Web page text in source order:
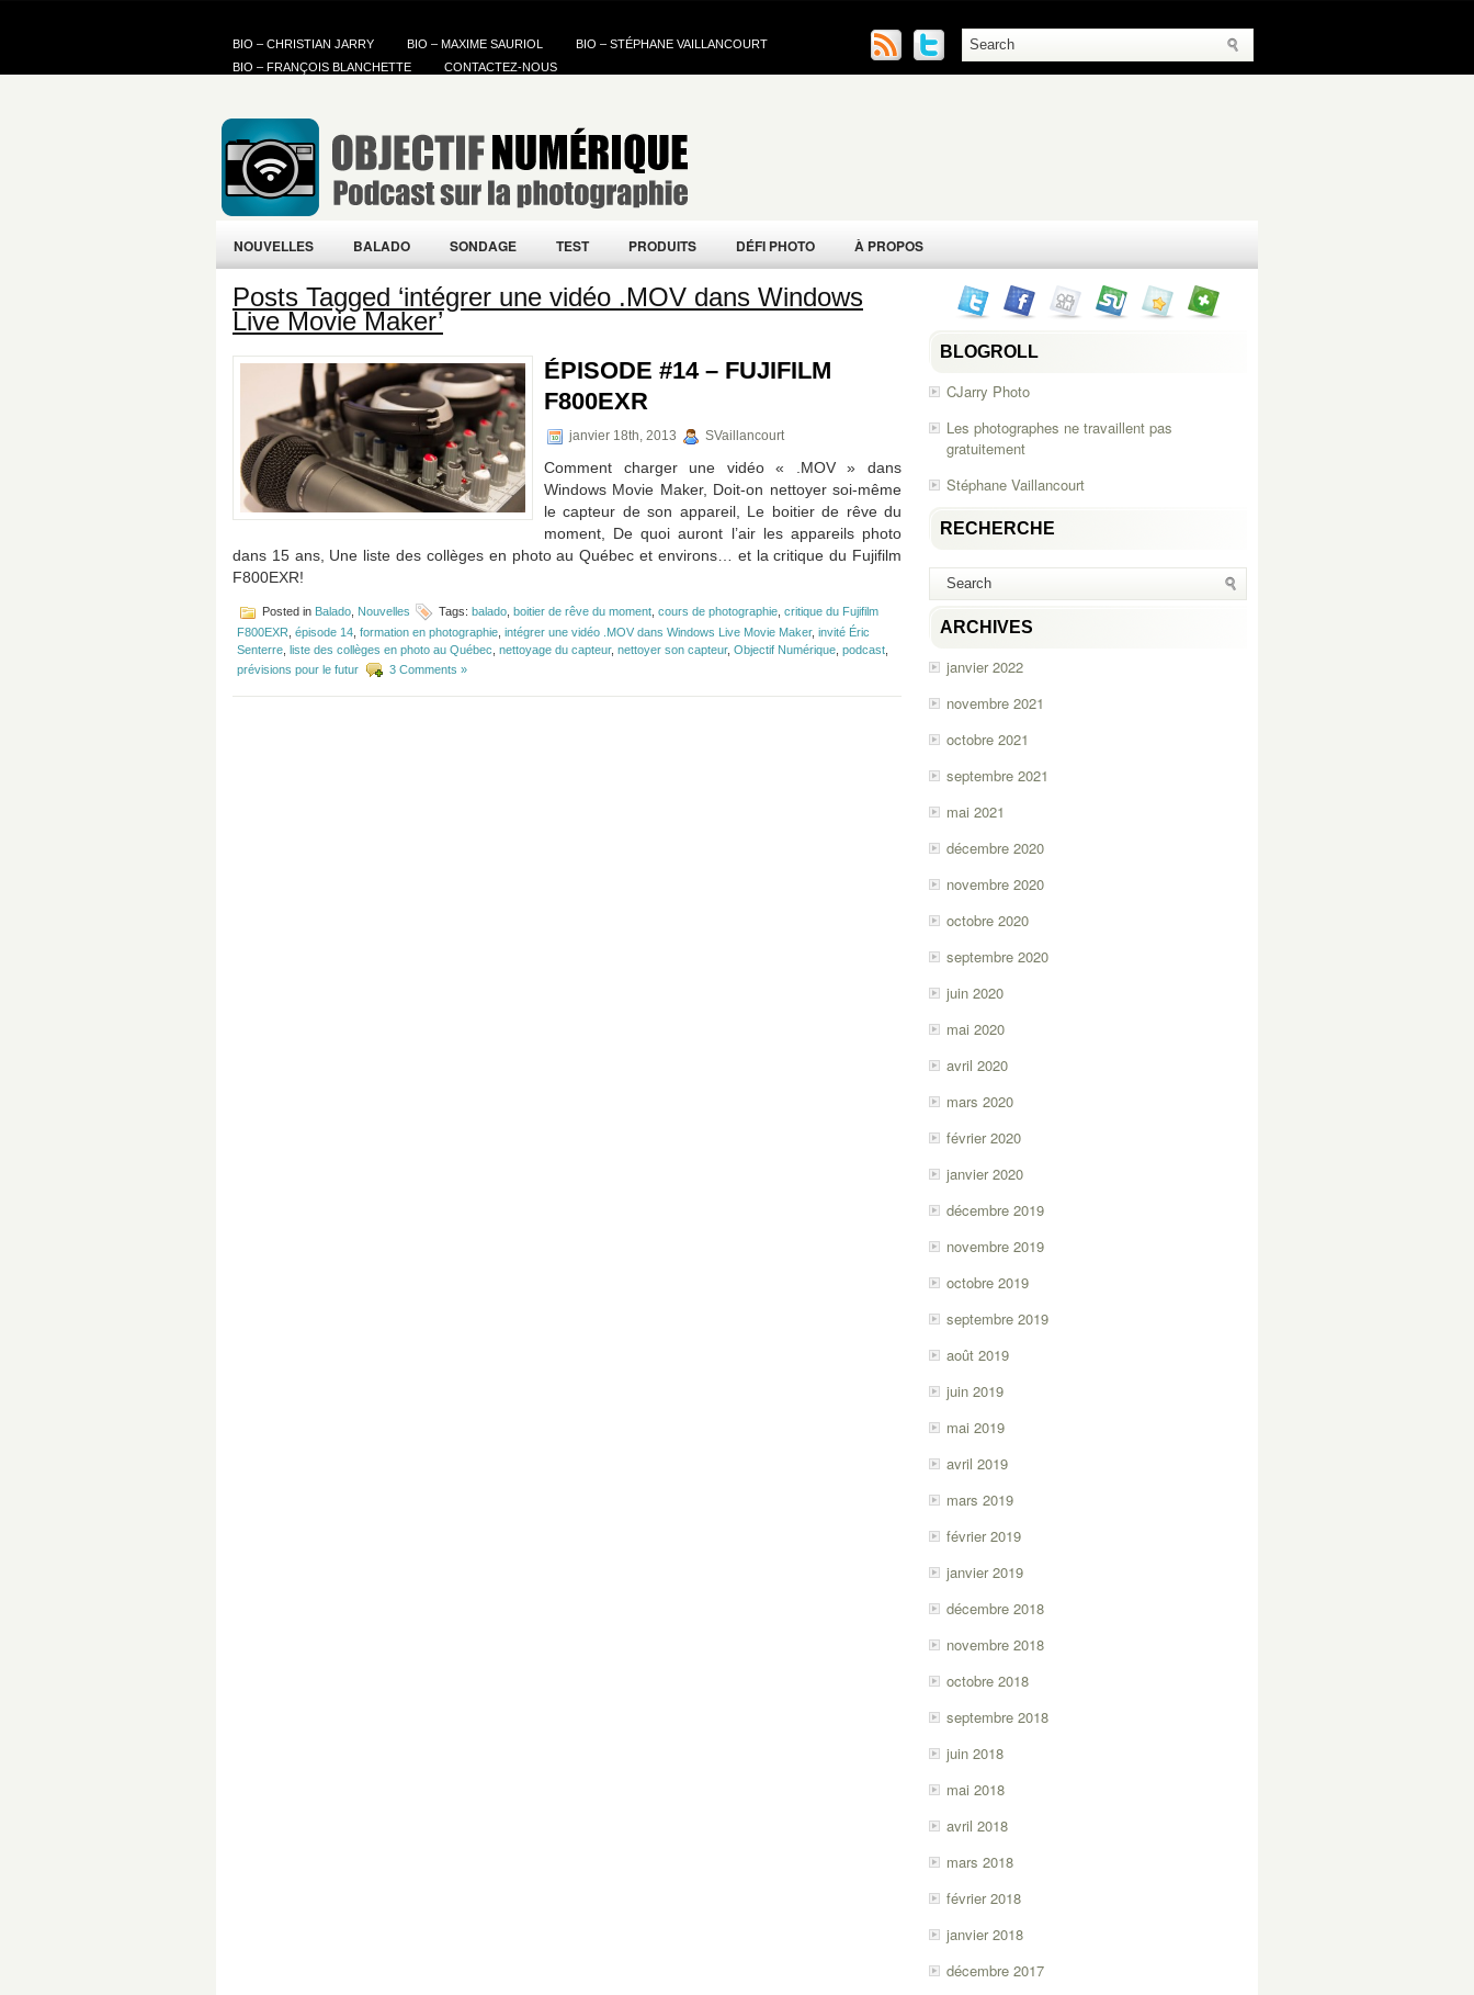
BIO – CHRISTIAN JARRY BIO – MAXIME SAURIOL
BIO – STÉPHANE VAILLANCOURT
BIO – FRANÇOIS BLANCHETTE
CONTACTEZ-NOUS
NOUVELLES BALADO SONDAGE TEST PRODUITS DÉFI PHOTO À PROPOS
Posts Tagged ‘intégrer une vidéo .MOV dans Windows
Live Movie Maker’
ÉPISODE #14 – FUJIFILM
F800EXR
janvier 18th, 2013 SVaillancourt
Comment charger une vidéo « .MOV » dans
Windows Movie Maker, Doit-on nettoyer soi-même
le capteur de son appareil, Le boitier de rêve du
moment, De quoi auront l’air les appareils photo
dans 15 ans, Une liste des collèges en photo au Québec et environs… et la critique du Fujifilm
F800EXR!
Posted in Balado Nouvelles Tags: balado boitier de rêve du moment cours de photographie critique du Fujifilm
F800EXR épisode 14 formation en photographie intégrer une vidéo .MOV dans Windows Live Movie Maker, invité Éric
Senterre liste des collèges en photo au Québec nettoyage du capteur, nettoyer son capteur, Objectif Numérique podcast
prévisions pour le futur
3 Comments »
BLOGROLL
CJarry Photo
Les photographes ne travaillent pas
gratuitement
Stéphane Vaillancourt
RECHERCHE
ARCHIVES
janvier 2022
novembre 2021
octobre 2021
septembre 2021
mai 2021
décembre 2020
novembre 2020
octobre 2020
septembre 2020
juin 2020
mai 2020
avril 2020
mars 2020
février 2020
janvier 2020
décembre 2019
novembre 2019
octobre 2019
septembre 2019
août 2019
juin 2019
mai 2019
avril 2019
mars 2019
février 2019
janvier 2019
décembre 2018
novembre 2018
octobre 2018
septembre 2018
juin 2018
mai 2018
avril 2018
mars 2018
février 2018
janvier 2018
décembre 2017